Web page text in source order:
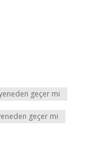
geçer mi
geçer mi